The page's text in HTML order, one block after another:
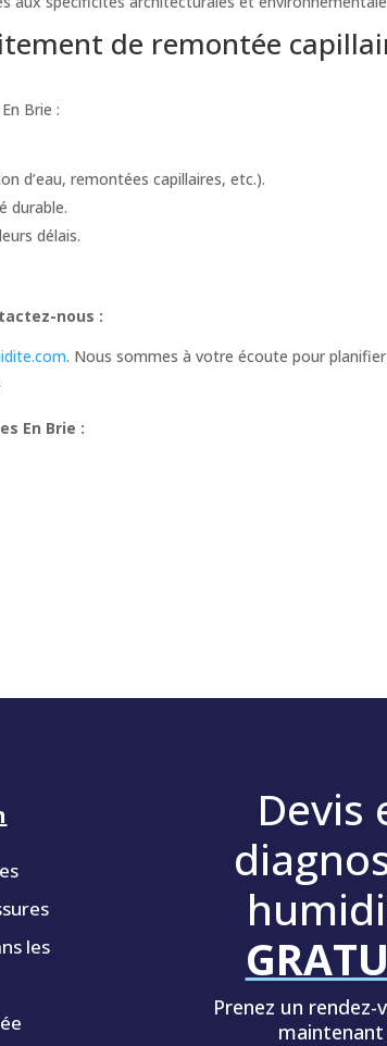
de remontée
Brie :
d’eau, remontées capillaires, etc.).
durable.
délais.
nous :
. Nous sommes à votre écoute pour
En Brie :
les
Devis
Prenez un rendez-
maintenant